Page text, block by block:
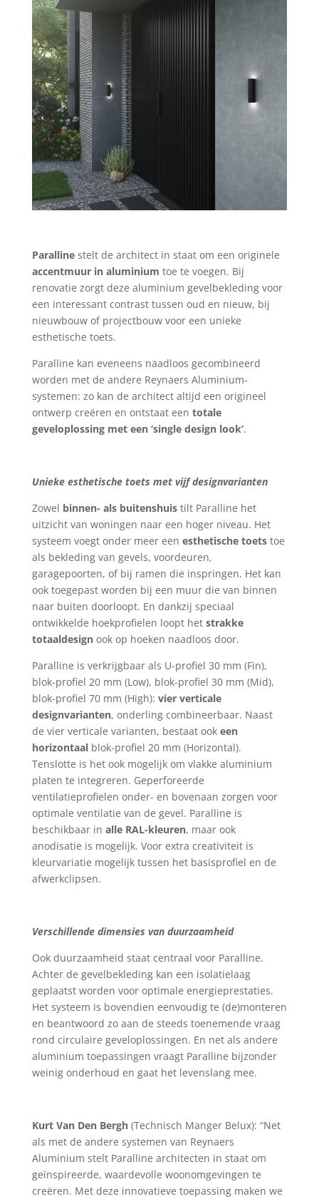
Parallinestelt de architect in staat om een originele
accentmuur in aluminium toe te voegen. Bij
renovatie zorgt deze aluminium gevelbekleding voor
een interessant contrast tussen oud en nieuw, bij
nieuwbouw of projectbouw voor een unieke
esthetische toets.
Paralline kan eveneens naadloos gecombineerd
worden met de andere Reynaers Aluminium-
systemen: zo kan de architect altijd een origineel
ontwerp creëren en ontstaat een totale
geveloplossing met een ‘single design look’.
Unieke esthetische toets met vijf designvarianten
Zowel binnen- als buitenshuistilt Paralline het
uitzicht van woningen naar een hoger niveau. Het
systeem voegt onder meer een esthetische toetstoe
als bekleding van gevels, voordeuren,
garagepoorten, of bij ramen die inspringen. Het kan
ook toegepast worden bij een muur die van binnen
naar buiten doorloopt. En dankzij speciaal
ontwikkelde hoekprofielen loopt het strakke
totaaldesignook op hoeken naadloos door.
Paralline is verkrijgbaar als U-profiel 30 mm (Fin),
blok-profiel 20 mm (Low), blok-profiel 30 mm (Mid),
blok-profiel 70 mm (High): vier verticale
designvarianten, onderling combineerbaar. Naast
de vier verticale varianten, bestaat ook een
horizontaalblok-profiel 20 mm (Horizontal).
Tenslotte is het ook mogelijk om vlakke aluminium
platen te integreren. Geperforeerde
ventilatieprofielen onder- en bovenaan zorgen voor
optimale ventilatie van de gevel. Paralline is
beschikbaar in alle RAL-kleuren, maar ook
anodisatie is mogelijk. Voor extra creativiteit is
kleurvariatie mogelijk tussen het basisprofiel en de
afwerkclipsen.
Verschillende dimensies van duurzaamheid
Ook duurzaamheid staat centraal voor Paralline.
Achter de gevelbekleding kan een isolatielaag
geplaatst worden voor optimale energieprestaties.
Het systeem is bovendien eenvoudig te (de)monteren
en beantwoord zo aan de steeds toenemende vraag
rond circulaire geveloplossingen. En net als andere
aluminium toepassingen vraagt Paralline bijzonder
weinig onderhoud en gaat het levenslang mee.
Kurt Van Den Bergh(Technisch Manger Belux): “Net
als met de andere systemen van Reynaers
Aluminium stelt Paralline architecten in staat om
geïnspireerde, waardevolle woonomgevingen te
creëren. Met deze innovatieve toepassing maken we